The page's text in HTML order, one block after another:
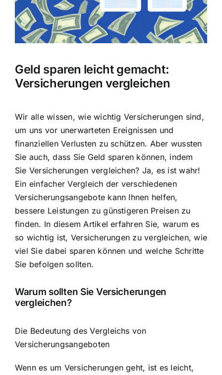
Hausratversicherung
Berufsunfähigkeitsversicherung
Weitere Tarifvergleiche
Geld sparen leicht gemacht:
Versicherungen vergleichen
Wir alle wissen, wie wichtig Versicherungen sind,
um uns vor unerwarteten Ereignissen und
finanziellen Verlusten zu schützen. Aber wussten
Sie auch, dass Sie Geld sparen können, indem
Sie Versicherungen vergleichen? Ja, es ist wahr!
Ein einfacher Vergleich der verschiedenen
Versicherungsangebote kann Ihnen helfen,
bessere Leistungen zu günstigeren Preisen zu
finden. In diesem Artikel erfahren Sie, warum es
so wichtig ist, Versicherungen zu vergleichen, wie
viel Sie dabei sparen können und welche Schritte
Sie befolgen sollten.
Warum sollten Sie Versicherungen
vergleichen?
Die Bedeutung des Vergleichs von
Versicherungsangeboten
Wenn es um Versicherungen geht, ist es leicht,